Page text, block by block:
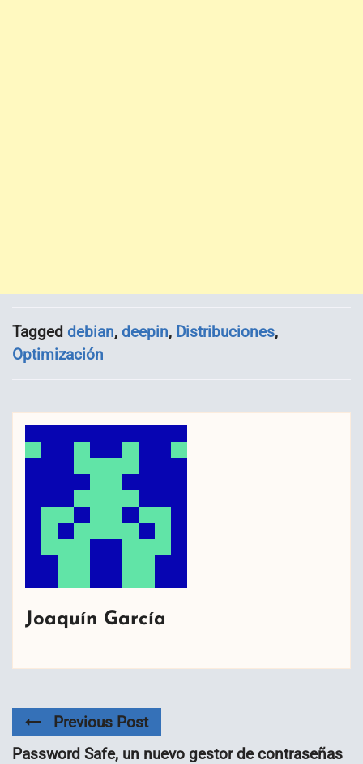
Tagged debian, deepin, Distribuciones,
Optimización
Joaquín García
Previous Post
Password Safe, un nuevo gestor de contraseñas